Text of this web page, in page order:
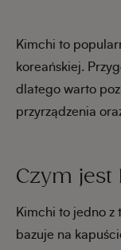
Kimchi to
koreańskiej.
dlatego warto
przyrządzenia
Czym jest
Kimchi to jedno z
bazuje na